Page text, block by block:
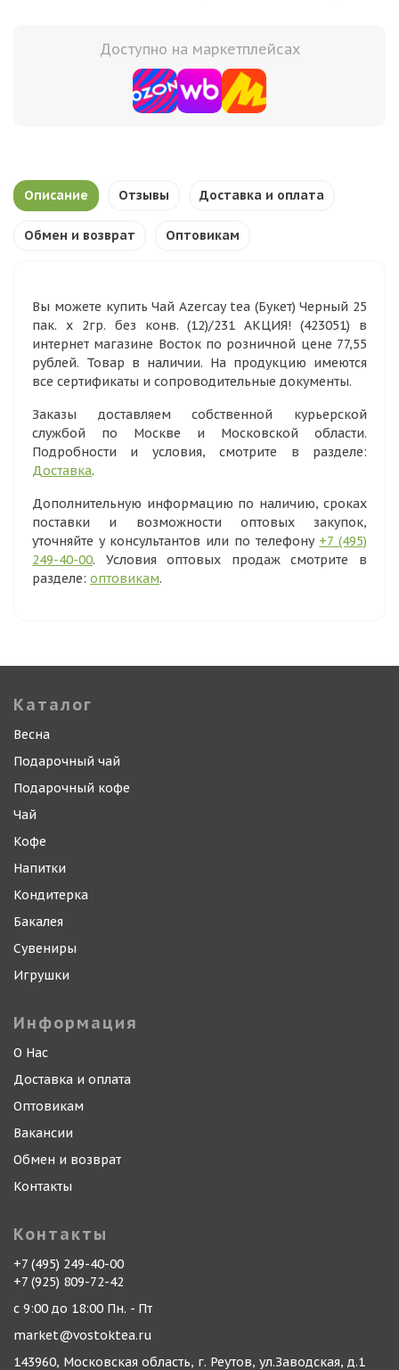
Доступно на маркетплейсах
Описание Отзывы Доставка и оплата
Обмен и возврат Оптовикам
Вы можете купить Чай Azercay tea (Букет) Черный 25
пак. х 2гр. без конв. (12)/231 АКЦИЯ! (423051) в
интернет магазине Восток по розничной цене 77,55
рублей. Товар в наличии. На продукцию имеются
все сертификаты и сопроводительные документы.
Заказы доставляем собственной курьерской
службой по Москве и Московской области.
Подробности и условия, смотрите в разделе:
Доставка.
Дополнительную информацию по наличию, сроках
поставки и возможности оптовых закупок,
уточняйте у консультантов или по телефону +7 (495)
249-40-00. Условия оптовых продаж смотрите в
разделе: оптовикам.
Каталог
Весна
Подарочный чай
Подарочный кофе
Чай
Кофе
Напитки
Кондитерка
Бакалея
Сувениры
Игрушки
Информация
О Нас
Доставка и оплата
Оптовикам
Вакансии
Обмен и возврат
Контакты
Контакты
+7 (495) 249-40-00
+7 (925) 809-72-42
с 9:00 до 18:00 Пн. - Пт
market@vostoktea.ru
143960, Московская область, г. Реутов, ул.Заводская, д.1